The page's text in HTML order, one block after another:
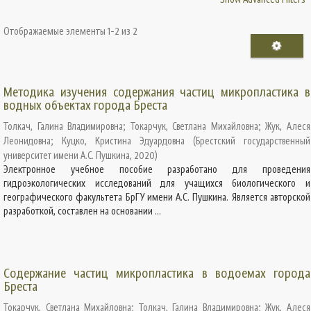
Отображаемые элементы 1-2 из 2
Методика изучения содержания частиц микропластика в
водных объектах города Бреста
Толкач, Галина Владимировна; Токарчук, Светлана Михайловна;Жук, Алеся
Леонидовна; Куцко, Кристина Эдуардовна (Брестский государственный
университет имени А.С. Пушкина, 2020)
Электронное учебное пособие разработано для проведения
гидроэкологических исследований для учащихся биологического и
географического факультета БрГУ имени А.С. Пушкина. Является авторской
разработкой, составлен на основании ...
Содержание частиц микропластика в водоемах города
Бреста
Токарчук, Светлана Михайловна; Толкач, Галина Владимировна;Жук, Алеся